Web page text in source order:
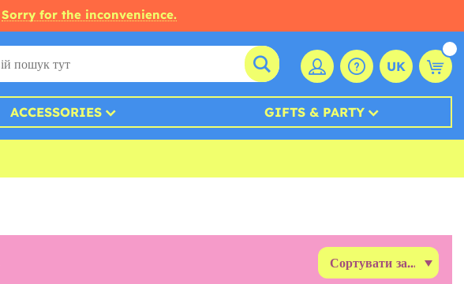
Sorry for the inconvenience.
UK
ACCESSORIES GIFTS & PARTY